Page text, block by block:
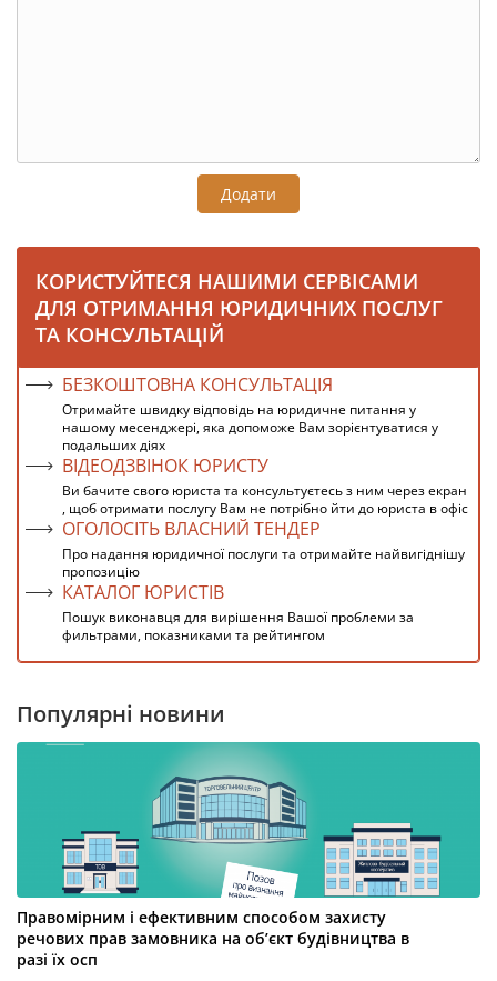
Додати
КОРИСТУЙТЕСЯ НАШИМИ СЕРВІСАМИ
ДЛЯ ОТРИМАННЯ ЮРИДИЧНИХ ПОСЛУГ
ТА КОНСУЛЬТАЦІЙ
БЕЗКОШТОВНА КОНСУЛЬТАЦІЯ
Отримайте швидку відповідь на юридичне питання у
нашому месенджері, яка допоможе Вам зорієнтуватися у
подальших діях
ВІДЕОДЗВІНОК ЮРИСТУ
Ви бачите свого юриста та консультуєтесь з ним через екран
, щоб отримати послугу Вам не потрібно йти до юриста в офіс
ОГОЛОСІТЬ ВЛАСНИЙ ТЕНДЕР
Про надання юридичної послуги та отримайте найвигіднішу
пропозицію
КАТАЛОГ ЮРИСТІВ
Пошук виконавця для вирішення Вашої проблеми за
фильтрами, показниками та рейтингом
Популярні новини
Правомірним і ефективним способом захисту
речових прав замовника на об’єкт будівництва в
разі їх осп